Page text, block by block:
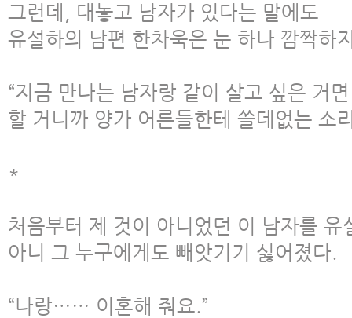
그런데, 대놓고 남자가 있다는 말에도
유설하의 남편 한차욱은 눈 하나 깜짝하
“지금 만나는 남자랑 같이 살고 싶은 거
할 거니까 양가 어른들한테 쓸데없는 소
*
처음부터 제 것이 아니었던 이 남자를 유
아니 그 누구에게도 빼앗기기 싫어졌다.
“나랑…… 이혼해 줘요.”